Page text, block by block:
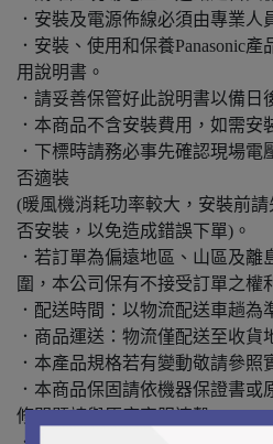
．安裝及電源佈線必須由專業人
．安裝、使用和保養Panasonic
用說明書。
．請妥善保管好此說明書以備日
．本商品不含安裝費用，如需安
．下標時請務必事先確認現場
否適裝
(暖風機消耗功率較大，安裝前
否安裝，以免造成錯誤下單)。
．若訂單為偏遠地區、山區及
圍，本公司保有不接受訂單之權
．配送時間：以物流配送車趟為
．商品運送：物流僅配送至收貨
．本產品規格若有變動敬請參照
．本商品保固請依機器保證書
修問題請與原廠客服連繫。